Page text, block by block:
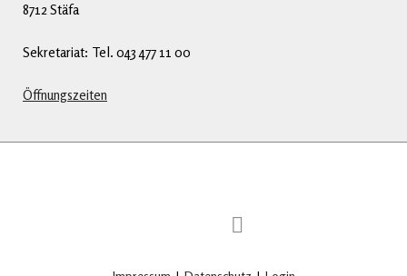
8712 Stäfa
Sekretariat: Tel. 043 477 11 00
Öffnungszeiten